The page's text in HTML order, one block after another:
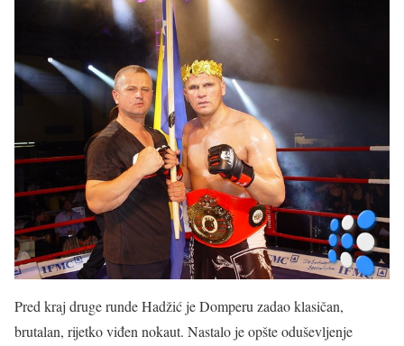
Pred kraj druge runde Hadžić je Domperu zadao klasičan,
brutalan, rijetko viđen nokaut. Nastalo je opšte oduševljenje